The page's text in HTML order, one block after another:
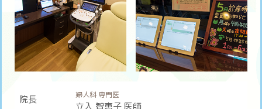
院長 婦人科 専門医
立入 智恵子 医師